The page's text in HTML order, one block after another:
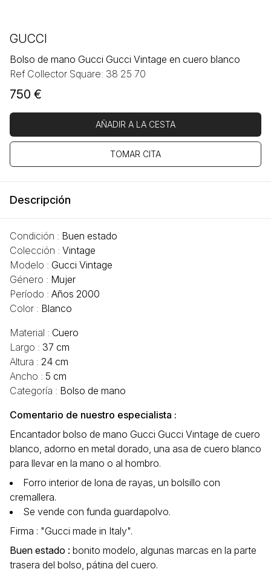
GUCCI
Bolso de mano Gucci Gucci Vintage en cuero blanco
Ref Collector Square: 38 25 70
750 €
AÑADIR A LA CESTA
TOMAR CITA
Descripción
Condición : Buen estado
Colección : Vintage
Modelo : Gucci Vintage
Género : Mujer
Período : Años 2000
Color : Blanco
Material : Cuero
Largo : 37 cm
Altura : 24 cm
Ancho : 5 cm
Categoría : Bolso de mano
Comentario de nuestro especialista :
Encantador bolso de mano Gucci Gucci Vintage de cuero
blanco, adorno en metal dorado, una asa de cuero blanco
para llevar en la mano o al hombro.
Forro interior de lona de rayas, un bolsillo con
cremallera.
Se vende con funda guardapolvo.
Firma : "Gucci made in Italy".
Buen estado : bonito modelo, algunas marcas en la parte
trasera del bolso, pátina del cuero.